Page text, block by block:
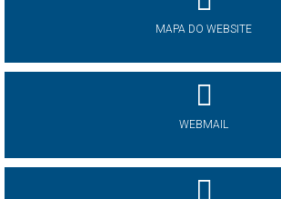
MAPA DO WEBSITE
WEBMAIL